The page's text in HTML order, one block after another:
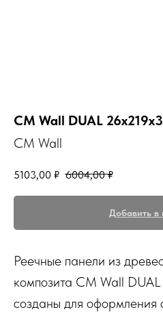
CM Wall DUAL
CM Wall
5103,00 ₽ 6004,00 ₽
Добавить в
Реечные панели из
композита CM Wall
созданы для оформления